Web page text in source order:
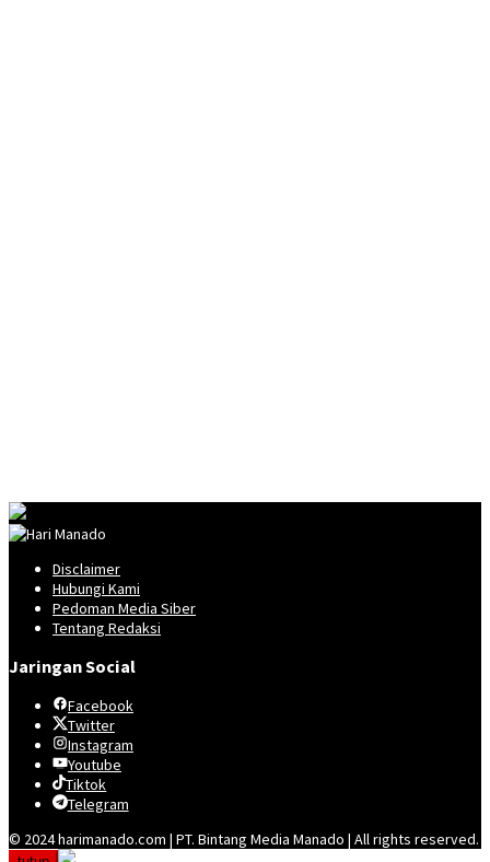
Disclaimer
Hubungi Kami
Pedoman Media Siber
Tentang Redaksi
Jaringan Social
Facebook
Twitter
Instagram
Youtube
Tiktok
Telegram
© 2024 harimanado.com | PT. Bintang Media Manado | All rights reserved.